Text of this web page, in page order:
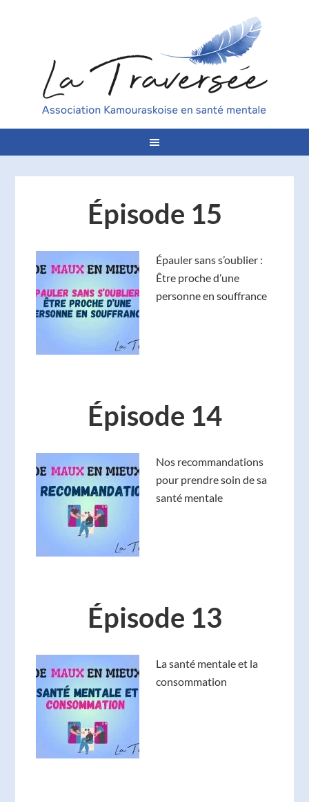
Épisode 15
Épauler sans s’oublier :
Être proche d’une
personne en souffrance
Épisode 14
Nos recommandations
pour prendre soin de sa
santé mentale
Épisode 13
La santé mentale et la
consommation